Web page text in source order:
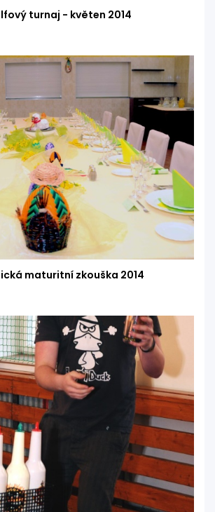
turnaj - květen 2014
maturitní zkouška 2014